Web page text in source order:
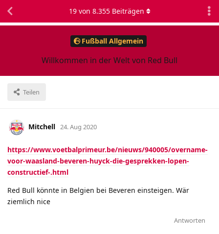
Fußball Allgemein
Willkommen in der Welt von Red Bull
Teilen
19von 8.355Beiträgen
Mitchell 24. Aug 2020
https://www.voetbalprimeur.be/nieuws/940005/overname-
voor-waasland-beveren-huyck-die-gesprekken-lopen-
constructief-.html
Red Bull könnte in Belgien bei Beveren einsteigen. Wär
ziemlich nice
Antworten